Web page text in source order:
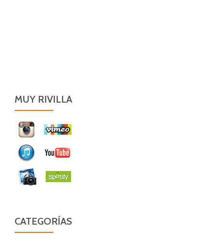
MUY RIVILLA
CATEGORÍAS